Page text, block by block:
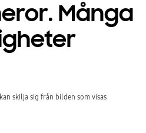
Många
skilja sig från bilden som visas